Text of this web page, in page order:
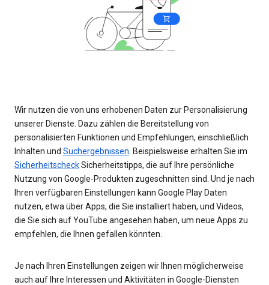
Wir nutzen die von uns erhobenen Daten zur Personalisierung
unserer Dienste. Dazu zählen die Bereitstellung von
personalisierten Funktionen und Empfehlungen, einschließlich
Inhalten und Suchergebnissen . Beispielsweise erhalten Sie im
SicherheitscheckSicherheitstipps, die auf Ihre persönliche
Nutzung von Google-Produkten zugeschnitten sind. Und je nach
Ihren verfügbaren Einstellungen kann Google Play Daten
nutzen, etwa über Apps, die Sie installiert haben, und Videos,
die Sie sich auf YouTube angesehen haben, um neue Apps zu
empfehlen, die Ihnen gefallen könnten.
Je nach Ihren Einstellungen zeigen wir Ihnen möglicherweise
auch auf Ihre Interessen und Aktivitäten in Google-Diensten